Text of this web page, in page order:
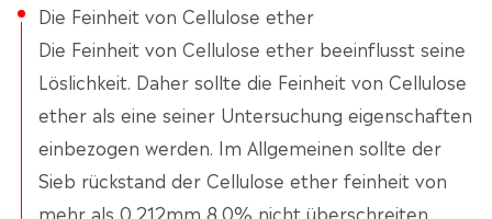
Die Feinheit von Cellulose ether
Die Feinheit von Cellulose ether beeinflusst seine
Löslichkeit. Daher sollte die Feinheit von Cellulose
ether als eine seiner Untersuchung eigenschaften
einbezogen werden. Im Allgemeinen sollte der
Sieb rückstand der Cellulose ether feinheit von
mehr als 0,212mm 8,0% nicht überschreiten.